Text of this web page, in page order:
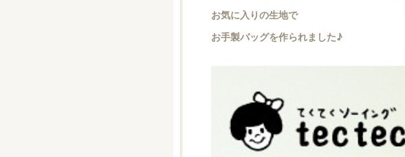
お気に入りの生地で
お手製バッグを作られました♪